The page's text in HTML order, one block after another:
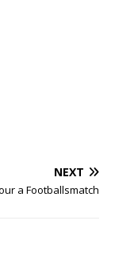
NEXT
a Footballsmatch